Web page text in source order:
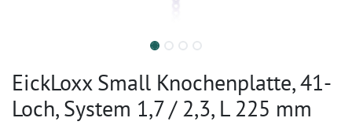
EickLoxx Small Knochenplatte, 41-
Loch, System 1,7 / 2,3, L 225 mm